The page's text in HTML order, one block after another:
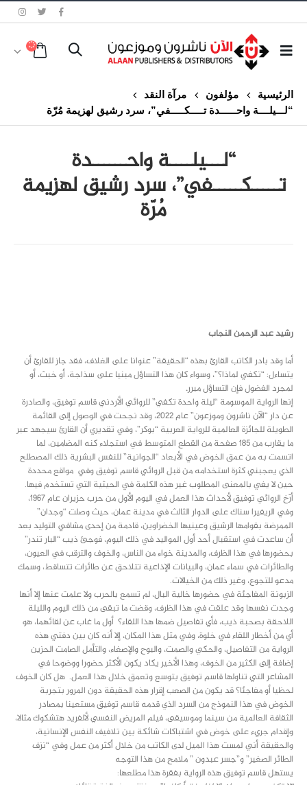
الرئيسية مؤلفون
مرآة النقد
“لـــيلــــة واحــــــدة تـــــكـــــفي”، سرد رشيق لهزيمة مُرّة
“لـــيلــــة واحــــــدة
تـــــكـــــفي”، سرد رشيق لهزيمة
مُرّة
رشيد عبد الرحمن النجاب
أما وقد بادر الكاتب القارئ بهذه “الحقيقة” عنوانا على الغلاف، فقد جاز للقارئ أن
يتساءل: “تكفي لماذا؟”، وسواء كان هذا التساؤل مبنيا على سذاجة، أو خبث، أو
لمجرد الفضول فإن التساؤل مبرر.
إنها الرواية الموسومة “ليلة واحدة تكفي” للروائي الأردني قاسم توفيق، والصادرة
عن دار “الآن ناشرون وموزعون” عام 2022، وقد نجحت في الوصول إلى القائمة
الطويلة للجائزة العالمية للرواية العربية “بوكر”، وفي تقديري أن القارئ سيجهد عبر
ما يقارب من 185 صفحة من القطع المتوسط في استجلاء كنه المضامين، لما
اتسمت به من عمق الخوض في الأبعاد “الجوانية” للنفس البشرية ذلك المصطلح
الذي يعجبني كثرة استخدامه من قبل الروائي قاسم توفيق وفي مواقع محددة
حين لا يفي بالمعنى المطلوب غير هذه الكلمة في الحيثية التي تستخدم فيها.
أرّخ الروائي توفيق لأحداث هذا العمل في اليوم الأول من حرب حزيران عام 1967،
وفي الريفيرا سناك على الدوار الثالث في مدينة عمان، حيث وصلت “وجدان”
الممرضة بقوامها الرشيق وعينيها الخضراوين، قادمة من إحدى مشافي التوليد بعد
أن ساعدت في استقبال أحد أول المواليد في ذلك اليوم، فوجئ ذيب “البار تندر”
بحضورها في هذا الظرف، والمدينة خواء من الناس، والخوف والترقب في العيون،
والطائرات في سماء عمان، والبيانات الإذاعية تتلاحق عن طائرات تتساقط، وسمك
مدعو للتجوع، وغير ذلك من الخيالات.
الزبونة المفاجئة في حضورها خالية البال، لم تسمع بالحرب ولا علمت عنها إلا أنها
وجدت نفسها وقد علقت في هذا الظرف، وقضت ما تبقى من ذلك اليوم والليلة
اللاحقة بصحبة ذيب، فأي تفاصيل ضمها هذا اللقاء؟ أول ما غاب عن لقائهما، هو
أي من أخطار اللقاء في خلوة، وفي مثل هذا المكان، إلا أنه كان بين دفتي هذه
الرواية من التفاصيل، والحكي والصمت، والبوح والإصغاء، والتأمل الصامت الحزين
إضافة إلى الكثير من الخوف، وهذا الأخير يكاد يكون الأكثر حضورا ووضوحا في
المشاعر التي تناولها قاسم توفيق بتوسع وتعمق خلال هذا العمل. هل كان الخوف
لحظيا أو مفاجئا؟ قد يكون من الصعب إقرار هذه الحقيقة دون المرور بتجربة
الخوض في هذا النموذج من السرد الذي قدمه قاسم توفيق مستعينا بمصادر
الثقافة العالمية من سينما وموسيقى، فيلم المريض النفسي لألفريد هتشكوك مثالا،
وإقدام جريء على خوض في اشتباكات شائكة بين تلافيف النفس الإنسانية،
والحقيقة أني لمست هذا الميل لدى الكاتب من خلال أكثر من عمل وفي “نزف
الطائر الصغير” و”جسر عبدون ” ملامح من هذا التوجه
يستهل قاسم توفيق هذه الرواية بفقرة هذا مطلعها: